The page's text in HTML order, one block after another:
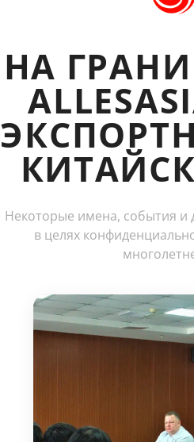
НА
Некоторые имена, события и
в целях